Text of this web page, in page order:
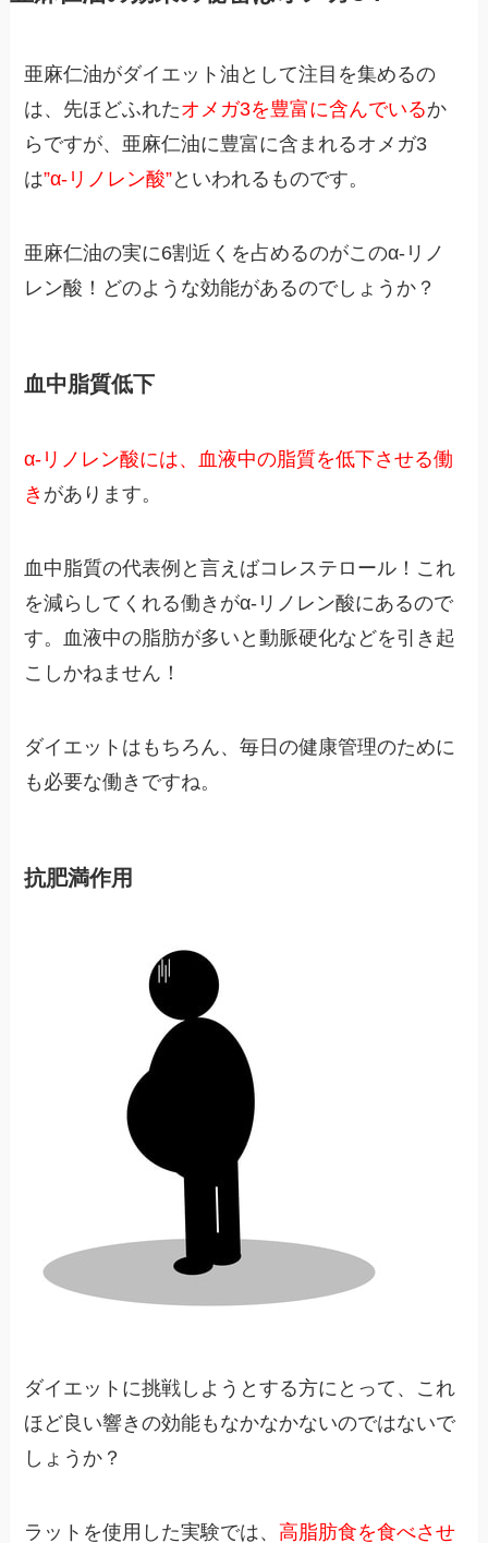
亜麻仁油がダイエット油として注目を集めるの
は、先ほどふれたオメガ3を豊富に含んでいるか
らですが、亜麻仁油に豊富に含まれるオメガ3
は”α-リノレン酸”といわれるものです。
亜麻仁油の実に6割近くを占めるのがこのα-リノ
レン酸！どのような効能があるのでしょうか？
血中脂質低下
α-リノレン酸には、血液中の脂質を低下させる働
き があります。
血中脂質の代表例と言えばコレステロール！これ
を減らしてくれる働きがα-リノレン酸にあるので
す。血液中の脂肪が多いと動脈硬化などを引き起
こしかねません！
ダイエットはもちろん、毎日の健康管理のために
も必要な働きですね。
抗肥満作用
ダイエットに挑戦しようとする方にとって、これ
ほど良い響きの効能もなかなかないのではないで
しょうか？
ラットを使用した実験では、高脂肪食を食べさせ